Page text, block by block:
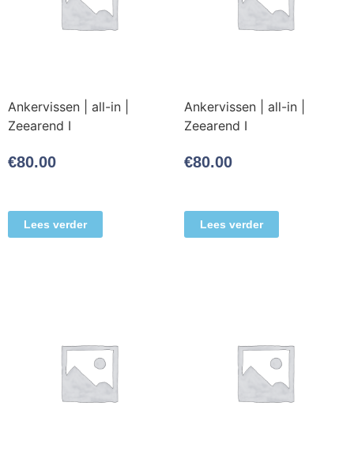
Ankervissen | all-in |
Zeearend I
€80.00
Lees verder
Ankervissen | all-in |
Zeearend I
€80.00
Lees verder